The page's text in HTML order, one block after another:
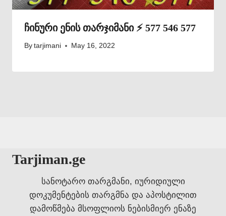
ჩინური ენის თარჯიმანი ⚡ 577 546 577
By tarjimani May 16, 2022
Tarjiman.ge
სანოტარო თარგმანი, იურიდიული
დოკუმენტების თარგმნა და აპოსტილით
დამოწმება მსოფლიოს ნებისმიერ ენაზე